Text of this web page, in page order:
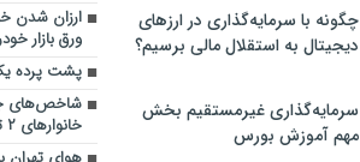
چگونه با سرمایه‌گذاری در ارزهای
دیجیتال به استقلال مالی برسیم؟
سرمایه‌گذاری غیرمستقیم بخش
مهم آموزش بورس
ارزان شدن
ورق بازار
پشت پرده
شاخص‌های
خانوارهای ۲ تا ۵ نفره حذف می‌شود؟